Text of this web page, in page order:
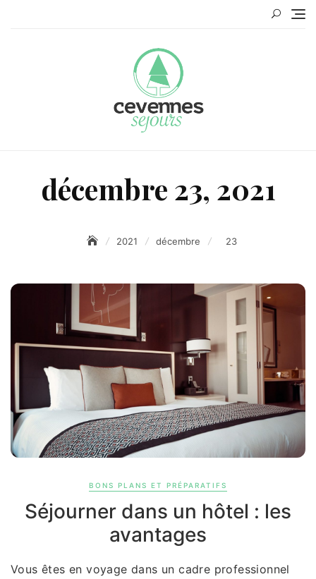
décembre 23, 2021
2021 décembre 23
BONS PLANS ET PRÉPARATIFS
Séjourner dans un hôtel : les
avantages
Vous êtes en voyage dans un cadre professionnel